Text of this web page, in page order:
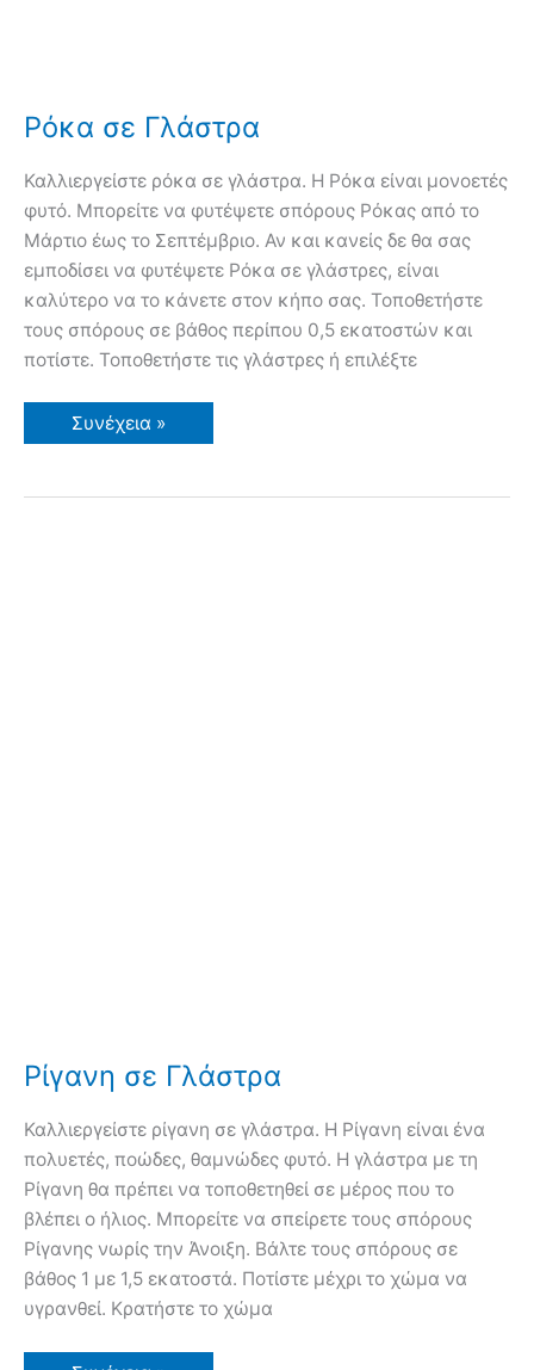
Ρόκα σε Γλάστρα
Καλλιεργείστε ρόκα σε γλάστρα. Η Ρόκα είναι μονοετές
φυτό. Μπορείτε να φυτέψετε σπόρους Ρόκας από το
Μάρτιο έως το Σεπτέμβριο. Αν και κανείς δε θα σας
εμποδίσει να φυτέψετε Ρόκα σε γλάστρες, είναι
καλύτερο να το κάνετε στον κήπο σας. Τοποθετήστε
τους σπόρους σε βάθος περίπου 0,5 εκατοστών και
ποτίστε. Τοποθετήστε τις γλάστρες ή επιλέξτε
Ρόκα
σε
Συνέχεια »
Ρίγανη σε Γλάστρα
Καλλιεργείστε ρίγανη σε γλάστρα. Η Ρίγανη είναι ένα
πολυετές, ποώδες, θαμνώδες φυτό. Η γλάστρα με τη
Ρίγανη θα πρέπει να τοποθετηθεί σε μέρος που το
βλέπει ο ήλιος. Μπορείτε να σπείρετε τους σπόρους
Ρίγανης νωρίς την Άνοιξη. Βάλτε τους σπόρους σε
βάθος 1 με 1,5 εκατοστά. Ποτίστε μέχρι το χώμα να
υγρανθεί. Κρατήστε το χώμα